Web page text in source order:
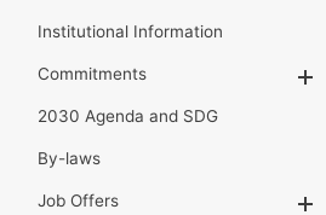
Institutional Information
Commitments
2030 Agenda and SDG
By-laws
Job Offers